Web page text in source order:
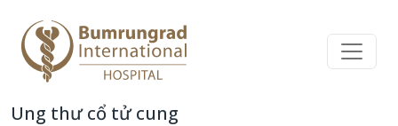
Ung thư cổ tử cung